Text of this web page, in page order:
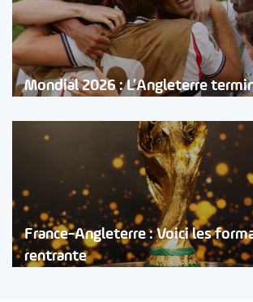
Mondial 2026 : L’Angleterre
France-Angleterre : Voici les
rentrante